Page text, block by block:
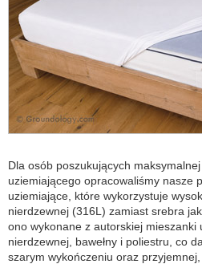
Dla osób poszukujących maksymalnej
uziemiającego opracowaliśmy nasze
uziemiające, które wykorzystuje
nierdzewnej (316L) zamiast srebra
ono wykonane z autorskiej mieszanki
nierdzewnej, bawełny i poliestru, co
szarym wykończeniu oraz